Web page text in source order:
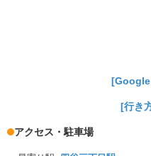
[Google
[行き
アクセス・駐車場